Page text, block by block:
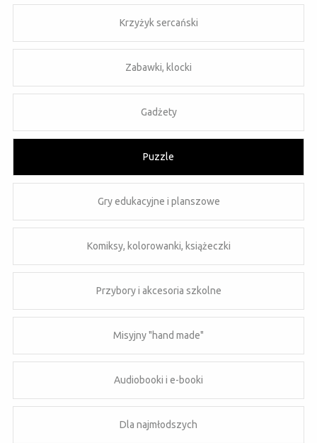
Krzyżyk sercański
Zabawki, klocki
Gadżety
Puzzle
Gry edukacyjne i planszowe
Komiksy, kolorowanki, książeczki
Przybory i akcesoria szkolne
Misyjny "hand made"
Audiobooki i e-booki
Dla najmłodszych